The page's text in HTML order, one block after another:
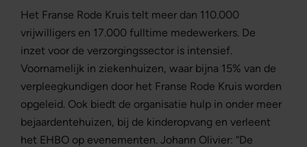
Het Franse Rode Kruis telt meer dan 110.000
vrijwilligers en 17.000 fulltime medewerkers. De
inzet voor de verzorgingssector is intensief.
Voornamelijk in ziekenhuizen, waar bijna 15% van de
verpleegkundigen door het Franse Rode Kruis worden
opgeleid. Ook biedt de organisatie hulp in onder meer
bejaardentehuizen, bij de kinderopvang en verleent
het EHBO op evenementen. Johann Olivier: “De